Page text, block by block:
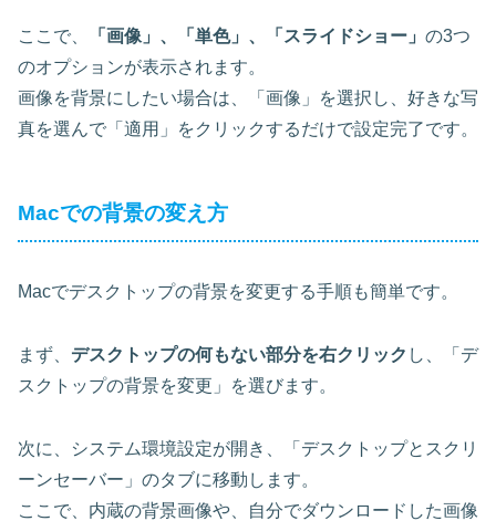
ここで、 「画像」、「単色」、「スライドショー」 の3つ
のオプションが表示されます。
画像を背景にしたい場合は、「画像」を選択し、好きな写
真を選んで「適用」をクリックするだけで設定完了です。
Macでの背景の変え方
Macでデスクトップの背景を変更する手順も簡単です。
まず、 デスクトップの何もない部分を右クリック し、「デ
スクトップの背景を変更」を選びます。
次に、システム環境設定が開き、「デスクトップとスクリ
ーンセーバー」のタブに移動します。
ここで、 内蔵の背景画像や、自分でダウンロードした画像